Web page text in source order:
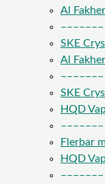
Al
–––––––
SKE
Al
–––––––
SKE
HQD
–––––––
Flerbar
HQD
–––––––